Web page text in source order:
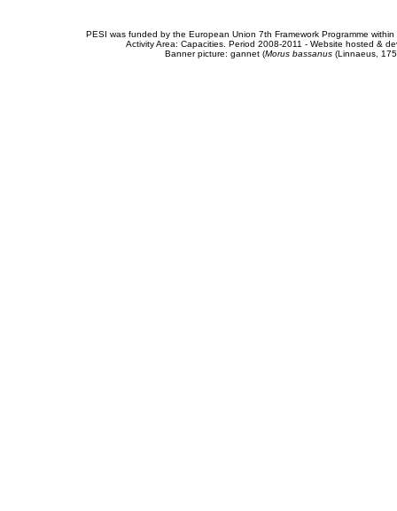
PESI was funded by the European Union 7th Framework Programme
Activity Area: Capacities. Period 2008-2011 - Website hosted &
Banner picture: gannet (Morus bassanus(Linnaeus,